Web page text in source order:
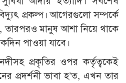
প্রকল্প। আগেরগুলো সম্পর্কে
তারপরও মানুষ আশা নিয়ে থাকে
পাওয়া যাবে।
প্রকৃতির ওপর কর্তৃত্বকেই
প্রদর্শনী ভাবা হ’ত, এখন তার